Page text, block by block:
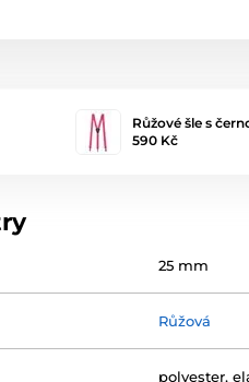
Růžové šle s
590 Kč
25 mm
Růžová
polyester,